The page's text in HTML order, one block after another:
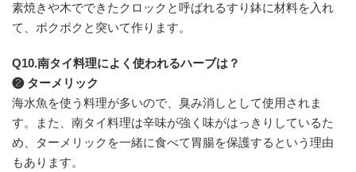
素焼きや木でできたクロックと呼ばれるすり鉢に材料を入れ
て、ポクポクと突いて作ります。
Q10.南タイ料理によく使われるハーブは？
❷ ターメリック
海水魚を使う料理が多いので、臭み消しとして使用されま
す。また、南タイ料理は辛味が強く味がはっきりしているた
め、ターメリックを一緒に食べて胃腸を保護するという理由
もあります。